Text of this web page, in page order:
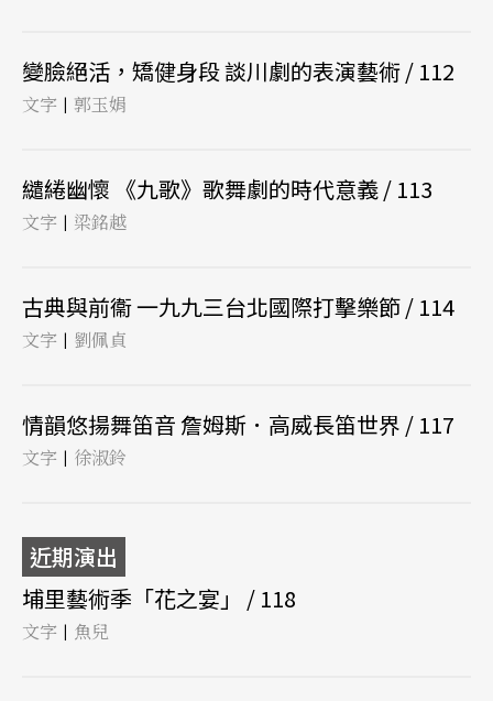
變臉絕活，矯健身段 談川劇的表演藝術 / 112
文字 | 郭玉娟
繾綣幽懷 《九歌》歌舞劇的時代意義 / 113
文字 | 梁銘越
古典與前衞 一九九三台北國際打擊樂節 / 114
文字 | 劉佩貞
情韻悠揚舞笛音 詹姆斯．高威長笛世界 / 117
文字 | 徐淑鈴
近期演出
埔里藝術季「花之宴」 / 118
文字 | 魚兒